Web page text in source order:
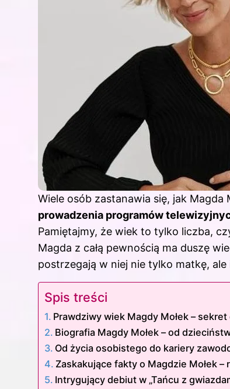
Wiele osób zastanawia się, jak
prowadzenia programów
Pamiętajmy, że wiek to tylko liczba,
Magda z całą pewnością ma duszę
postrzegają w niej nie tylko matkę, ale
Spis treści
Prawdziwy wiek Magdy Mołek – sekret
Biografia Magdy Mołek – od
Od życia osobistego do kariery
Zaskakujące fakty o Magdzie Mołek
Intrygujący debiut w „Tańcu z